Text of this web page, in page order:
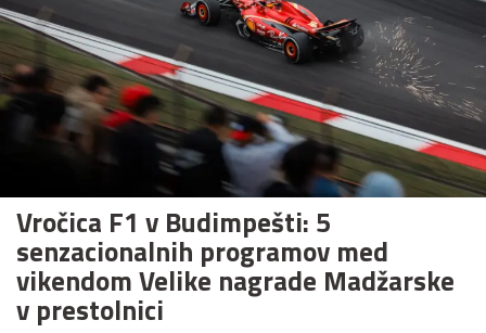
Vročica F1 v Budimpešti: 5
senzacionalnih programov med
vikendom Velike nagrade Madžarske
v prestolnici